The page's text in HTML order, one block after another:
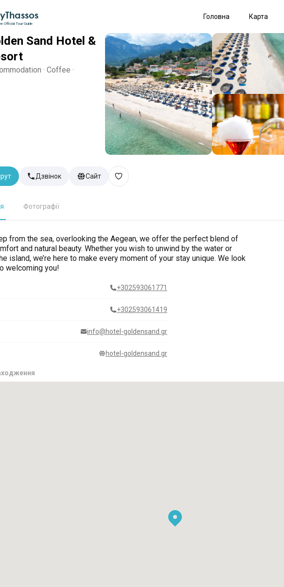
Official Tour Guide
Головна Карта
Sand Hotel &
· Coffee ·
Дзвінок Сайт
Фотографії
from the sea, overlooking the Aegean, we offer the perfect blend of
and natural beauty. Whether you wish to unwind by the water or
island, we’re here to make every moment of your stay unique. We look
welcoming you!
+302593061771
+302593061419
info@hotel-goldensand.gr
hotel-goldensand.gr